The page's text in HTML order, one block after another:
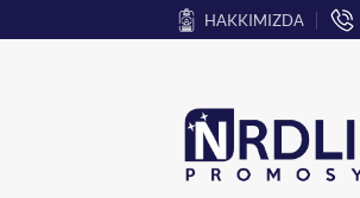
atla
HAKKIMIZDA